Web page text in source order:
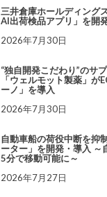
三井倉庫ホールディング
AI出荷検品アプリ」を開
2026年7月30日
“独自開発こだわり”のサ
「ウェルモット製薬」が
ーノ」を導入
2026年7月30日
自動車船の荷役中断を抑
ーター」を開発・導入 ～
5分で移動可能に～
2026年7月27日